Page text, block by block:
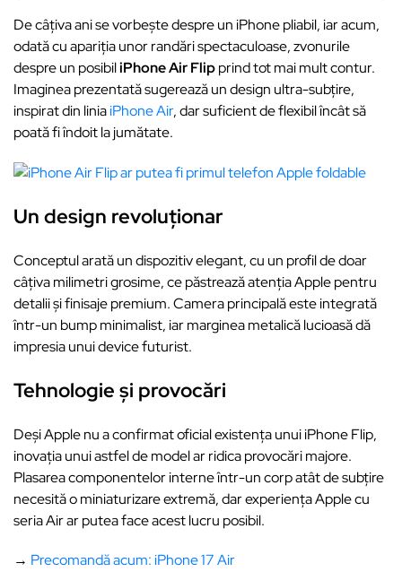
De câțiva ani se vorbește despre un iPhone pliabil, iar acum,
odată cu apariția unor randări spectaculoase, zvonurile
despre un posibiliPhone Air Flipprind tot mai mult contur.
Imaginea prezentată sugerează un design ultra-subțire,
inspirat din liniaiPhone Air, dar suficient de flexibil încât să
poată fi îndoit la jumătate.
Un design revoluționar
Conceptul arată un dispozitiv elegant, cu un profil de doar
câțiva milimetri grosime, ce păstrează atenția Apple pentru
detalii și finisaje premium. Camera principală este integrată
într-un bump minimalist, iar marginea metalică lucioasă dă
impresia unui device futurist.
Tehnologie și provocări
Deși Apple nu a confirmat oficial existența unui iPhone Flip,
inovația unui astfel de model ar ridica provocări majore.
Plasarea componentelor interne într-un corp atât de subțire
necesită o miniaturizare extremă, dar experiența Apple cu
seria Air ar putea face acest lucru posibil.
→ Precomandă acum: iPhone 17 Air